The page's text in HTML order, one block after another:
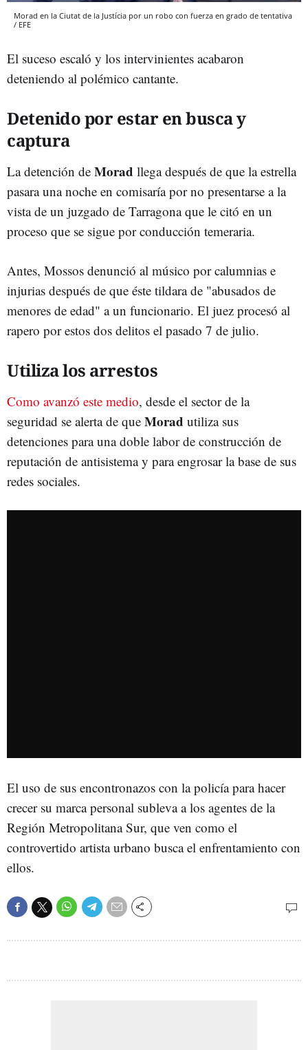
Morad en la Ciutat de la Justícia por un robo con fuerza en grado de tentativa
/ EFE
El suceso escaló y los intervinientes acabaron
deteniendo al polémico cantante.
Detenido por estar en busca y
captura
La detención de Morad llega después de que la estrella
pasara una noche en comisaría por no presentarse a la
vista de un juzgado de Tarragona que le citó en un
proceso que se sigue por conducción temeraria.
Antes, Mossos denunció al músico por calumnias e
injurias después de que éste tildara de "abusados de
menores de edad" a un funcionario. El juez procesó al
rapero por estos dos delitos el pasado 7 de julio.
Utiliza los arrestos
Como avanzó este medio, desde el sector de la
seguridad se alerta de que Morad utiliza sus
detenciones para una doble labor de construcción de
reputación de antisistema y para engrosar la base de sus
redes sociales.
El uso de sus encontronazos con la policía para hacer
crecer su marca personal subleva a los agentes de la
Región Metropolitana Sur, que ven como el
controvertido artista urbano busca el enfrentamiento con
ellos.